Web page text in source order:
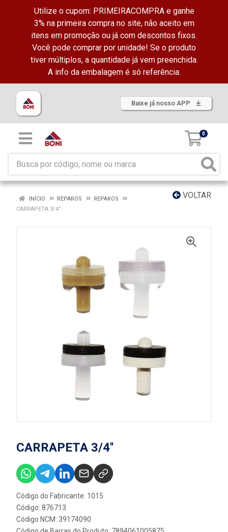
Utilize o cupom: PRIMEIRACOMPRA e ganhe
3% na primeira compra no site, não aceito em
itens em promoção ou já com descontos fixos.
Você pode comprar por unidade! Se o produto
tiver múltiplos, a quantidade já vem preenchida.
A info da embalagem é só referência.
Baixe já nosso APP
0
VOLTAR
INÍCIO REPAROS
REPAROS
CARRAPETA 3/4''
CARRAPETA 3/4''
Código do Fabricante: 1015
Código: 876713
Código NCM: 39174090